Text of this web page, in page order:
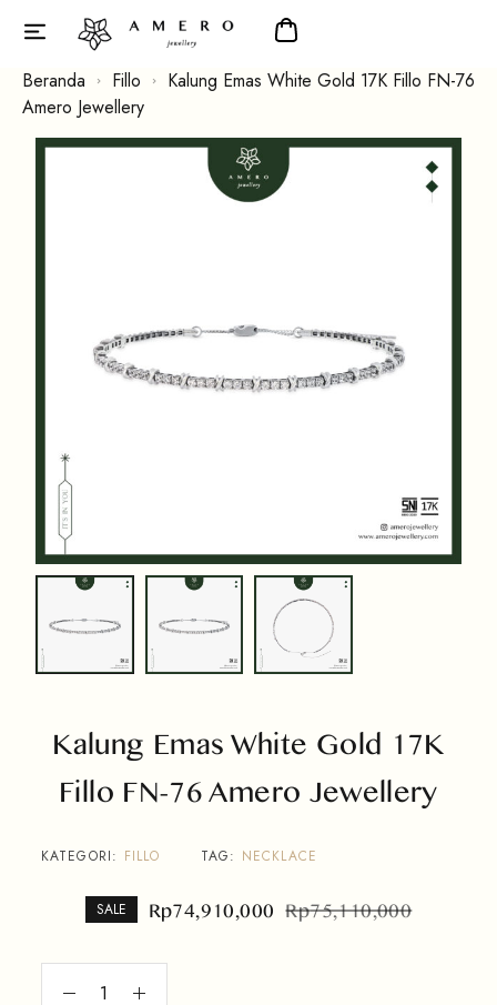
Beranda Fillo
Kalung Emas White Gold 17K Fillo FN-76
Amero Jewellery
Kalung Emas White Gold 17K
Fillo FN-76 Amero Jewellery
KATEGORI: FILLO TAG: NECKLACE
SALE Rp75,110,000
Rp74,910,000